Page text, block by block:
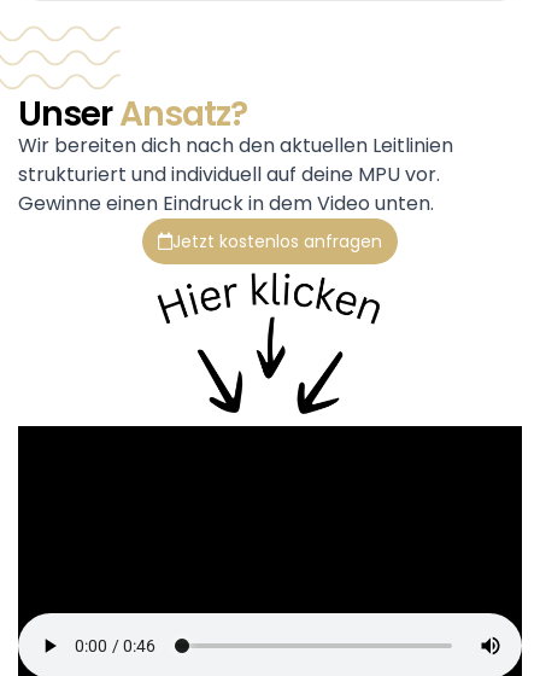
UnserAnsatz?
Wir bereiten dich nach den aktuellen Leitlinien
strukturiert und individuell auf deine MPU vor.
Gewinne einen Eindruck in dem Video unten.
Jetzt kostenlos anfragen